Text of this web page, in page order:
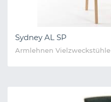
Sydney AL SP
Armlehnen Vielzweckstühle